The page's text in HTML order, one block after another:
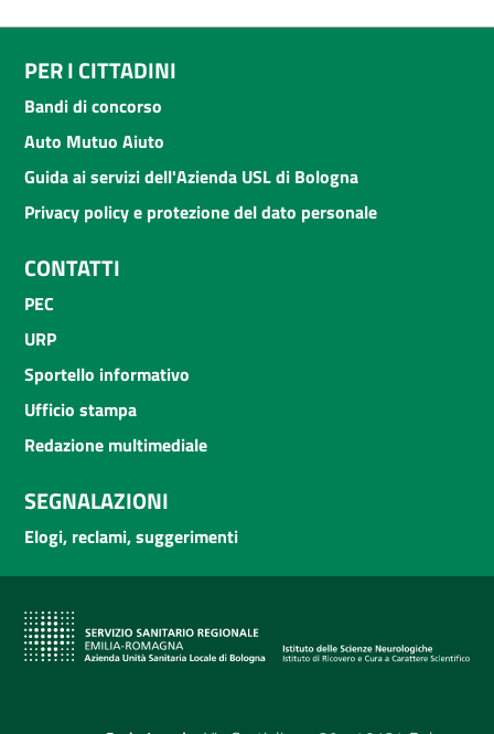
PER I CITTADINI
Bandi di concorso
Auto Mutuo Aiuto
Guida ai servizi dell'Azienda USL di Bologna
Privacy policy e protezione del dato personale
CONTATTI
PEC
URP
Sportello informativo
Ufficio stampa
Redazione multimediale
SEGNALAZIONI
Elogi, reclami, suggerimenti